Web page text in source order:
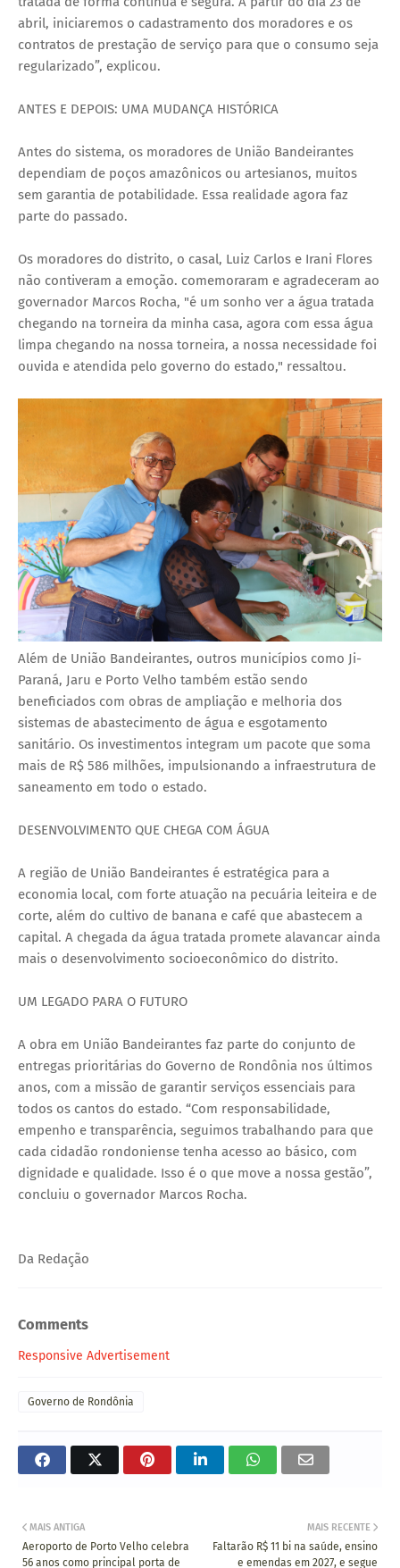
abril, iniciaremos o cadastramento dos moradores e os
contratos de prestação de serviço para que o consumo seja
regularizado”, explicou.
ANTES E DEPOIS: UMA MUDANÇA HISTÓRICA
Antes do sistema, os moradores de União Bandeirantes
dependiam de poços amazônicos ou artesianos, muitos
sem garantia de potabilidade. Essa realidade agora faz
parte do passado.
Os moradores do distrito, o casal, Luiz Carlos e Irani Flores
não contiveram a emoção. comemoraram e agradeceram ao
governador Marcos Rocha, "é um sonho ver a água tratada
chegando na torneira da minha casa, agora com essa água
limpa chegando na nossa torneira, a nossa necessidade foi
ouvida e atendida pelo governo do estado," ressaltou.
Além de União Bandeirantes, outros municípios como Ji-
Paraná, Jaru e Porto Velho também estão sendo
beneficiados com obras de ampliação e melhoria dos
sistemas de abastecimento de água e esgotamento
sanitário. Os investimentos integram um pacote que soma
mais de R$ 586 milhões, impulsionando a infraestrutura de
saneamento em todo o estado.
DESENVOLVIMENTO QUE CHEGA COM ÁGUA
A região de União Bandeirantes é estratégica para a
economia local, com forte atuação na pecuária leiteira e de
corte, além do cultivo de banana e café que abastecem a
capital. A chegada da água tratada promete alavancar ainda
mais o desenvolvimento socioeconômico do distrito.
UM LEGADO PARA O FUTURO
A obra em União Bandeirantes faz parte do conjunto de
entregas prioritárias do Governo de Rondônia nos últimos
anos, com a missão de garantir serviços essenciais para
todos os cantos do estado. “Com responsabilidade,
empenho e transparência, seguimos trabalhando para que
cada cidadão rondoniense tenha acesso ao básico, com
dignidade e qualidade. Isso é o que move a nossa gestão”,
concluiu o governador Marcos Rocha.
Da Redação
Comments
Responsive Advertisement
Governo de Rondônia
MAIS RECENTE
Faltarão R$ 11 bi na saúde, ensino
e emendas em 2027, e segue
MAIS ANTIGA
Aeroporto de Porto Velho celebra
56 anos como principal porta de